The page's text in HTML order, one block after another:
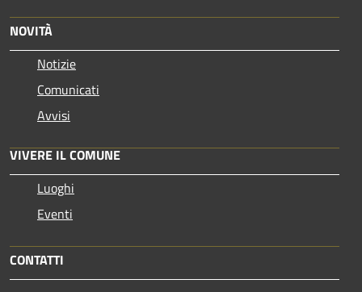
NOVITÀ
Notizie
Comunicati
Avvisi
VIVERE IL COMUNE
Luoghi
Eventi
CONTATTI